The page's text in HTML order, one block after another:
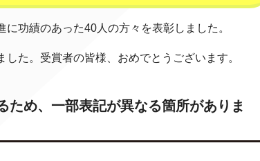
功績のあった40人の方々を表彰しました。
た。受賞者の皆様、おめでとうございます。
め、一部表記が異なる箇所がありま